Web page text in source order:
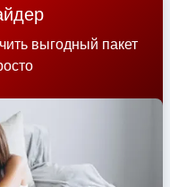
выгодный пакет